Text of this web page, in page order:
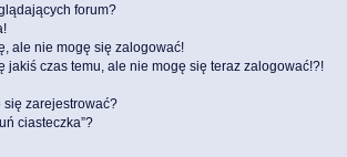
forum?
ale nie mogę się zalogować!
jakiś czas temu, ale nie mogę się teraz zalogować!?!
się zarejestrować?
ciasteczka”?